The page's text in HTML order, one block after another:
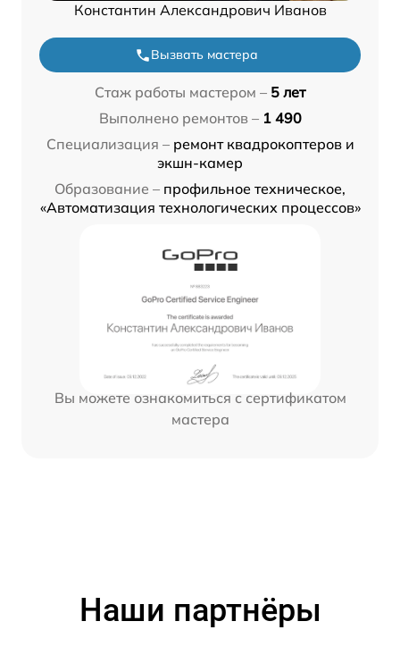
Константин Александрович Иванов
Вызвать мастера
Стаж работы мастером – 5 лет
Выполнено ремонтов – 1 490
Специализация – ремонт квадрокоптеров и
экшн-камер
Образование – профильное техническое,
«Автоматизация технологических процессов»
Вы можете ознакомиться с сертификатом
мастера
Наши партнёры